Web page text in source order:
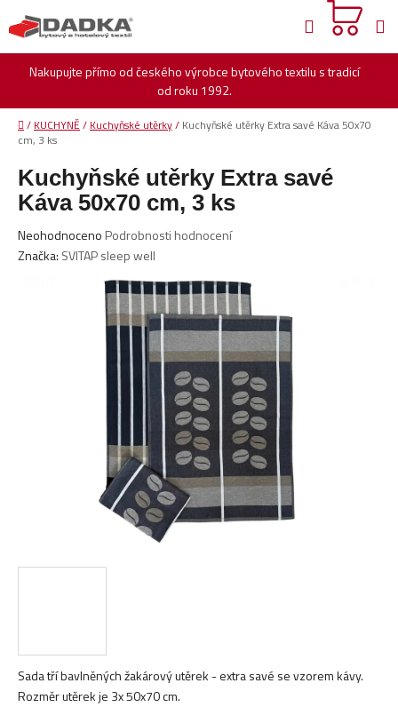
na
obsah
Nakupujte přímo od českého výrobce bytového textilu s tradicí
od roku 1992.
Hledat
Domů
/ KUCHYNĚ / Kuchyňské utěrky/ Kuchyňské utěrky Extra savé Káva 50x70
cm, 3 ks
Sada tří bavlněných žakárový utěrek - extra savé se vzorem kávy.
Rozměr utěrek je 3x 50x70 cm.
Kuchyňské utěrky Extra savé
Káva 50x70 cm, 3 ks
Průměrné
hodnocení
Neohodnoceno Podrobnosti hodnocení
Značka: SVITAP sleep well